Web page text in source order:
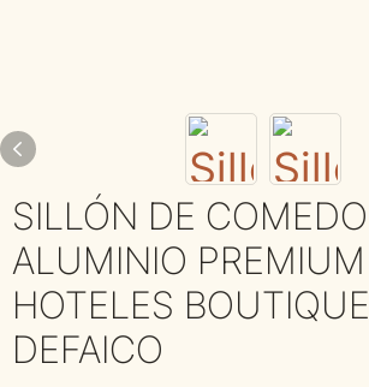
SILLÓN DE
ALUMINIO PREMIUM
HOTELES BOUTIQUE |
DEFAICO